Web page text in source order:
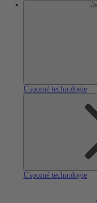
Úsporné technologie
Úsporné technologie